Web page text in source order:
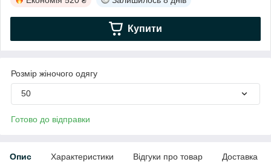
Купити
Розмір жіночого одягу
50
Готово до відправки
Опис Характеристики Відгуки про товар Доставка